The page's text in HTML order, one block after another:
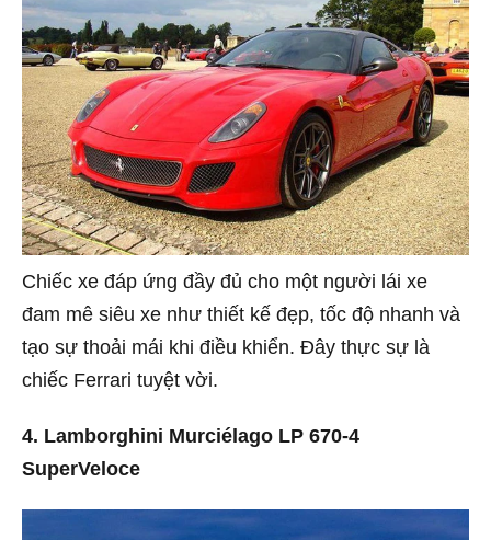
Chiếc xe đáp ứng đầy đủ cho một người lái xe
đam mê siêu xe như thiết kế đẹp, tốc độ nhanh và
tạo sự thoải mái khi điều khiển. Đây thực sự là
chiếc Ferrari tuyệt vời.
4. Lamborghini Murciélago LP 670-4
SuperVeloce